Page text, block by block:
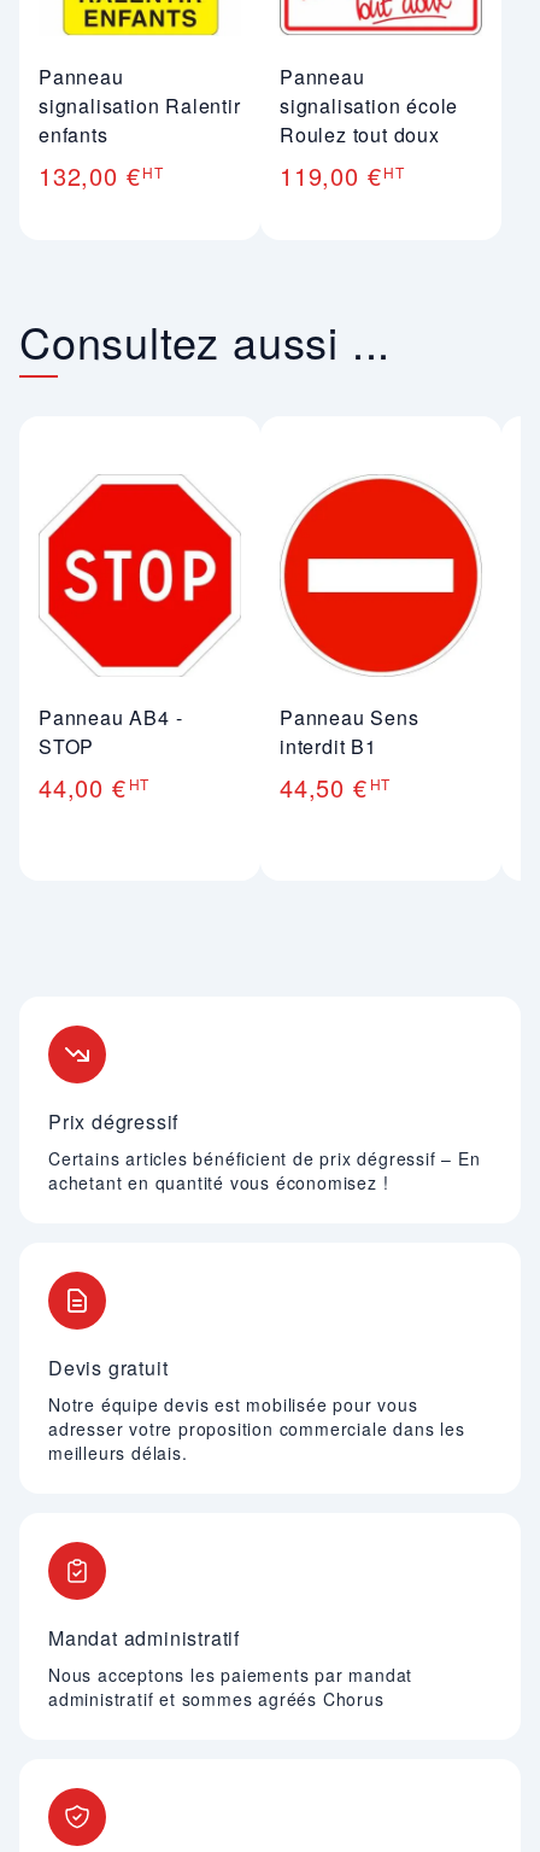
Panneau
signalisation Ralentir
enfants
132,00 €HT
Panneau
signalisation école
Roulez tout doux
119,00 €HT
Consultez aussi ...
Panneau AB4 -
STOP
44,00 € HT
Panneau Sens
interdit B1
44,50 € HT
Prix dégressif
Certains articles bénéficient de prix dégressif – En
achetant en quantité vous économisez !
Devis gratuit
Notre équipe devis est mobilisée pour vous
adresser votre proposition commerciale dans les
meilleurs délais.
Mandat administratif
Nous acceptons les paiements par mandat
administratif et sommes agréés Chorus